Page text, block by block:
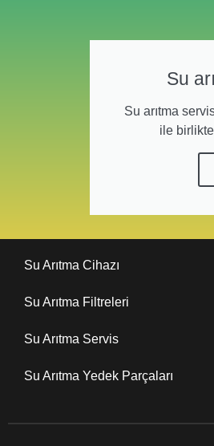
Su
Su arıtma
ile
Su Arıtma Cihazı
Su Arıtma Filtreleri
Su Arıtma Servis
Su Arıtma Yedek Parçaları